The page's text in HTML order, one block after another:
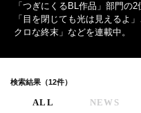
「つぎにくるBL作品」部門の
「目を閉じても光は見えるよ
クロな終末」などを連載中。
検索結果（12件）
ALL NEWS